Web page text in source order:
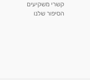
קשרי משקיעים
הסיפור שלנו